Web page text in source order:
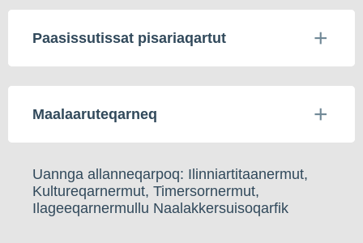
Paasissutissat pisariaqartut
Maalaaruteqarneq
Uannga allanneqarpoq: Ilinniartitaanermut,
Kultureqarnermut, Timersornermut,
Ilageeqarnermullu Naalakkersuisoqarfik